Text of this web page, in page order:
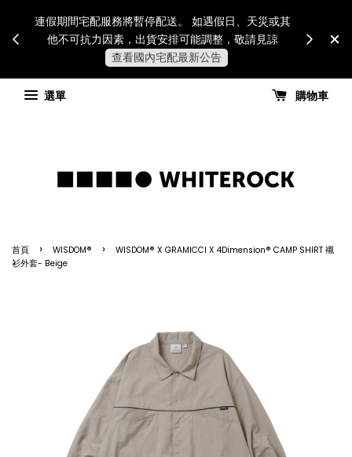
連假期間宅配服務將暫停配送。 如遇假日、天災或其
他不可抗力因素，出貨安排可能調整，敬請見諒
查看國內宅配最新公告
for all
國
選單
購物車
首頁 › WISDOM® ›
WISDOM® X GRAMICCI X 4Dimension® CAMP SHIRT 襯
衫外套- Beige